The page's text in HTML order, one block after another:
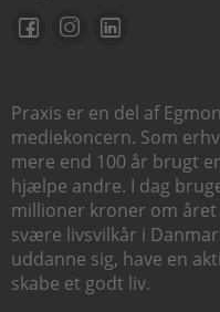
Praxis er en del af
mediekoncern. Som
mere end 100 år brugt
hjælpe andre. I dag
millioner kroner om
svære livsvilkår i
uddanne sig, have en
skabe et godt liv.